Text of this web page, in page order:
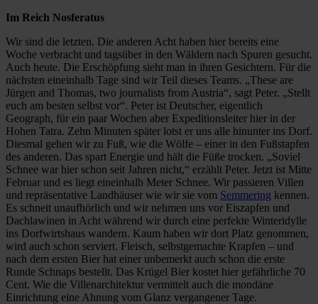
Im Reich Nosferatus
Wir sind die letzten. Die anderen Acht haben hier bereits eine
Woche verbracht und tagsüber in den Wäldern nach Spuren gesucht.
Auch heute. Die Erschöpfung sieht man in ihren Gesichtern. Für die
nächsten eineinhalb Tage sind wir Teil dieses Teams. „These are
Jürgen and Thomas, two journalists from Austria“, sagt Peter. „Stellt
euch am besten selbst vor“. Peter ist Deutscher, eigentlich
Geograph, für ein paar Wochen aber Expeditionsleiter hier in der
Hohen Tatra. Zehn Minuten später lotst er uns alle hinunter ins Dorf.
Diesmal gehen wir zu Fuß, wie die Wölfe – einer in den Fußstapfen
des anderen. Das spart Energie und hält die Füße trocken. „Soviel
Schnee war hier schon seit Jahren nicht,“ erzählt Peter. Jetzt ist Mitte
Februar und es liegt eineinhalb Meter Schnee. Wir passieren Villen
und repräsentative Landhäuser wie wir sie vom Semmering kennen.
Es schneit unaufhörlich und wir nehmen uns vor Eiszapfen und
Dachlawinen in Acht während wir durch eine perfekte Winteridylle
ins Dorfwirtshaus wandern. Kaum haben wir dort Platz genommen,
wird auch schon serviert. Fleisch, selbstgemachte Krapfen – und
nach dem ersten Bier hat einer unbemerkt auch schon die erste
Runde Schnaps bestellt. Das Krügel Bier kostet hier gefährliche 70
Cent. Wie die Villenarchitektur vermittelt auch die mondäne
Einrichtung eine Ahnung vom Glanz vergangener Tage.